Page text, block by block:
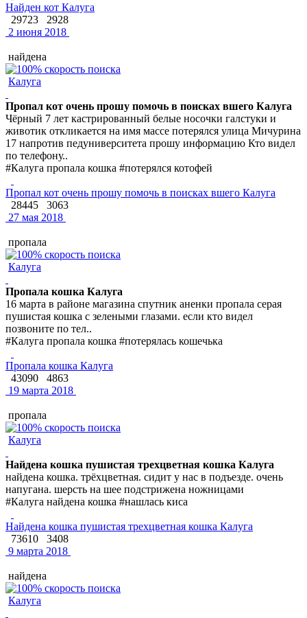
Найден кот Калуга
29723
2928
2 июня 2018
найдена
Калуга
Пропал кот очень прошу помочь в поисках вшего Калуга
Чёрный 7 лет кастрированный белые носочки галстуки и
животик откликается на имя массе потерялся улица Мичурина
17 напротив педуниверситета прошу информацию Кто видел
по телефону..
#Калуга пропала кошка #потерялся котофей
Пропал кот очень прошу помочь в поисках вшего Калуга
28445
3063
27 мая 2018
пропала
Калуга
Пропала кошка Калуга
16 марта в районе магазина спутник аненки пропала серая
пушистая кошка с зелеными глазами. если кто видел
позвоните по тел..
#Калуга пропала кошка #потерялась кошечька
Пропала кошка Калуга
43090
4863
19 марта 2018
пропала
Калуга
Найдена кошка пушистая трехцветная кошка Калуга
найдена кошка. трёхцветная. сидит у нас в подъезде. очень
напугана. шерсть на шее подстрижена ножницами
#Калуга найдена кошка #нашлась киса
Найдена кошка пушистая трехцветная кошка Калуга
73610
3408
9 марта 2018
найдена
Калуга